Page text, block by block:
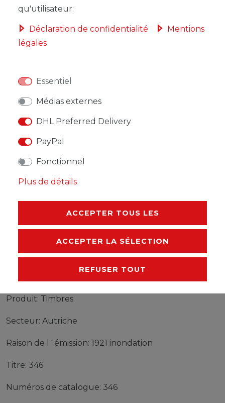
* avec TVA horsFrais de livraison
AUTRES DÉTAILS
RESPONSABLE DE L'UE
FABRICANT
Timbres Autriche 346 neuf avec gomme originale
1921 inondation
Produit: Timbres
Secteur: Autriche
Raison de l´émission: 1921 inondation
Titre: 346
Numéros de catalogue: 346
qu'utilisateur:
Déclaration de confidentialité
Mentions
légales
Essentiel
Médias externes
DHL Preferred Delivery
PayPal
Fonctionnel
Plus de détails
ACCEPTER TOUS LES
ACCEPTER LA SÉLECTION
REFUSER TOUT